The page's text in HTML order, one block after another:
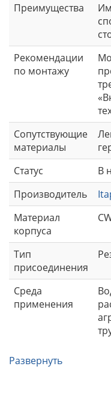
Преимущества
Рекомендации
по монтажу
Сопутствующие
материалы
Статус
В
Производитель
Материал
корпуса
Тип
присоединения
Среда
применения
Развернуть